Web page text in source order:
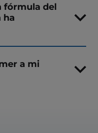
fórmula del
ha
a mi